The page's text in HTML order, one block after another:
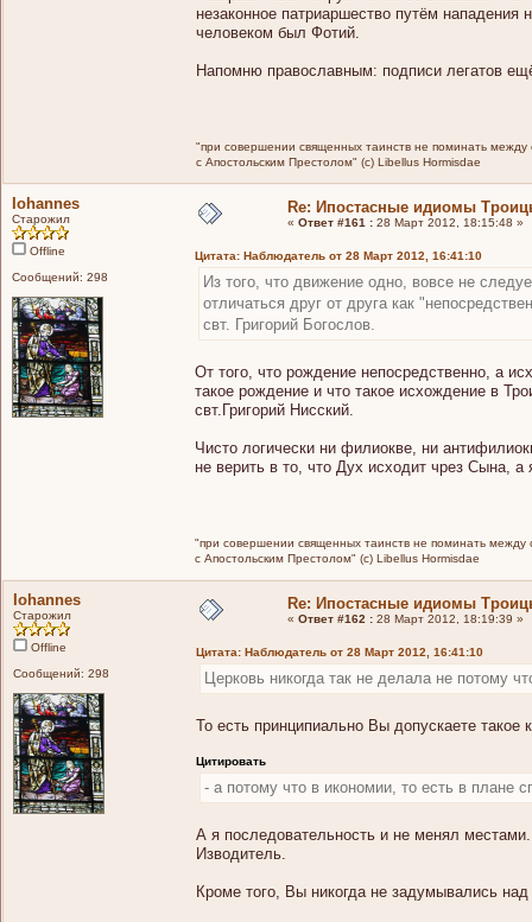
незаконное патриаршество путём
человеком был Фотий.
Напомню православным: подписи легатов
"при совершении священных таинств не поминать между
с Апостольским Престолом" (c) Libellus Hormisdae
Iohannes
Старожил
Offline
Сообщений: 298
Re: Ипостасные идиомы
« Ответ #161 : 28 Март 2012, 18:15:48 »
Цитата: Наблюдатель от 28 Март 2012, 16:41:10
Из того, что движение одно, вовсе не
отличаться друг от друга как
свт. Григорий Богослов.
От того, что рождение непосредственно, а
такое рождение и что такое исхождение в
свт.Григорий Нисский.
Чисто логически ни филиокве, ни
не верить в то, что Дух исходит чрез Сына,
"при совершении священных таинств не поминать между
с Апостольским Престолом" (c) Libellus Hormisdae
Iohannes
Старожил
Offline
Сообщений: 298
Re: Ипостасные идиомы
« Ответ #162 : 28 Март 2012, 18:19:39 »
Цитата: Наблюдатель от 28 Март 2012, 16:41:10
Церковь никогда так не делала не потому
То есть принципиально Вы допускаете
Цитировать
- а потому что в икономии, то есть в плане
А я последовательность и не менял
Изводитель.
Кроме того, Вы никогда не задумывались